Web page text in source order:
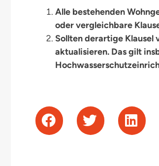
Alle bestehenden
oder vergleichbare
Sollten derartige
aktualisieren. Das gilt